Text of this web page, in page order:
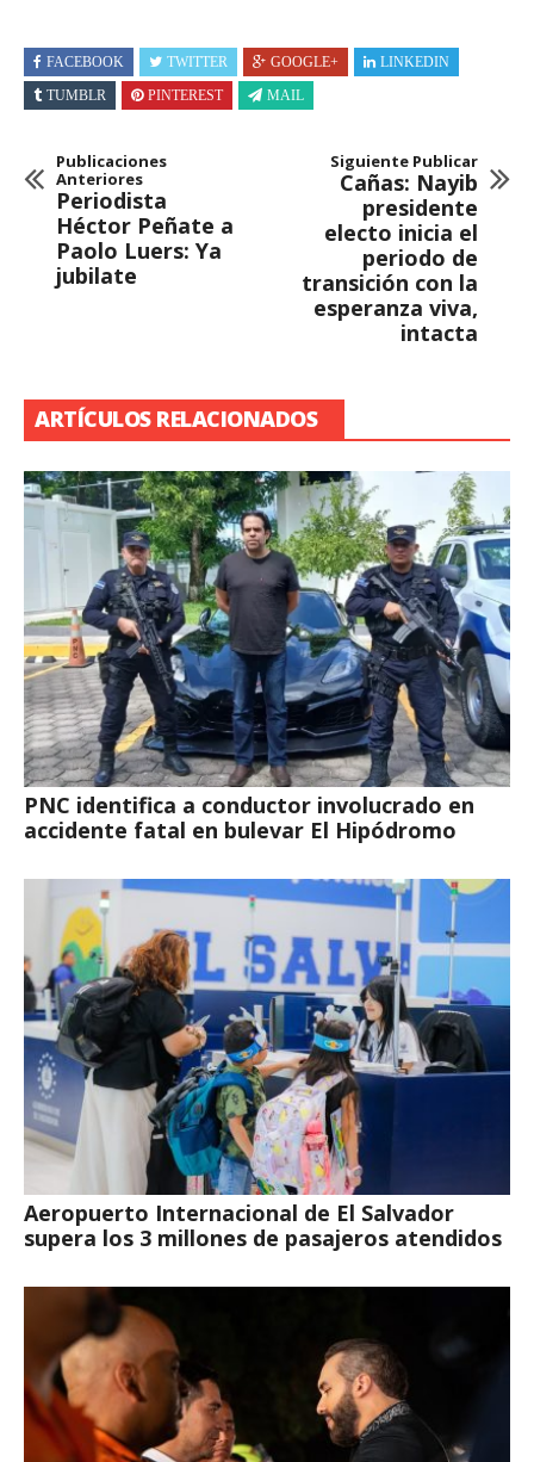
FACEBOOK TWITTER GOOGLE+
LINKEDIN
TUMBLR
PINTEREST MAIL
Publicaciones
Anteriores
Periodista
Héctor Peñate a
Paolo Luers: Ya
jubilate
Siguiente Publicar
Cañas: Nayib
presidente
electo inicia el
periodo de
transición con la
esperanza viva,
intacta
ARTÍCULOS RELACIONADOS
PNC identifica a conductor involucrado en
accidente fatal en bulevar El Hipódromo
Aeropuerto Internacional de El Salvador
supera los 3 millones de pasajeros atendidos